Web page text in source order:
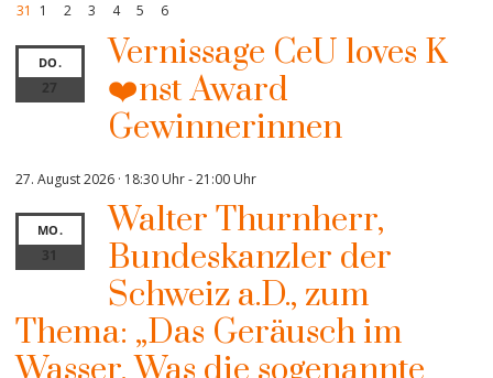
31
1 2 3 4 5 6
DO.
27
Vernissage CeU loves K
❤️nst Award
Gewinnerinnen
27. August 2026 · 18:30 Uhr-21:00 Uhr
MO.
31
Walter Thurnherr,
Bundeskanzler der
Schweiz a.D., zum
Thema: „Das Geräusch im